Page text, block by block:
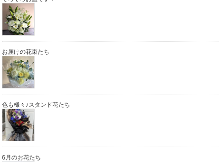
お届けの花束たち
色も様々♪スタンド花たち
6月のお花たち